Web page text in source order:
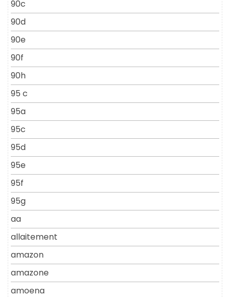
90c
90d
90e
90f
90h
95 c
95a
95c
95d
95e
95f
95g
aa
allaitement
amazon
amazone
amoena